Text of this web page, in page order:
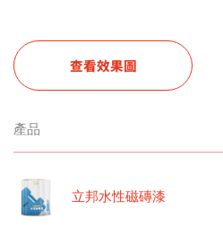
查看效果圖
產品
立邦水性磁磚漆